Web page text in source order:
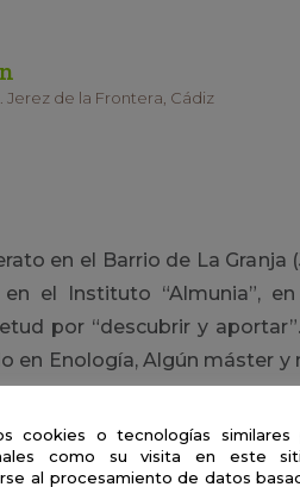
Jerez de la Frontera, Cádiz
en el Barrio de La
el Instituto “Almunia”,
por “descubrir y
en Enología, Algún máster
.
cookies o tecnologías similares
como su visita en este
al procesamiento de datos